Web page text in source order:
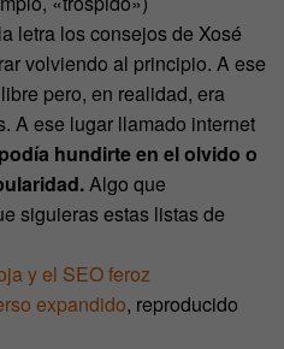
letra los consejos de Xosé
volviendo al principio. A ese
pero, en realidad, era
A ese lugar llamado internet
hundirte en el olvido o
Algo que
siguieras estas listas de
y el SEO feroz
expandido, reproducido